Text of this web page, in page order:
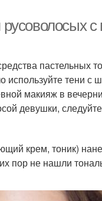
с
пастельных
тени с
макияж в
девушки,
крем, тоник)
пор не нашли